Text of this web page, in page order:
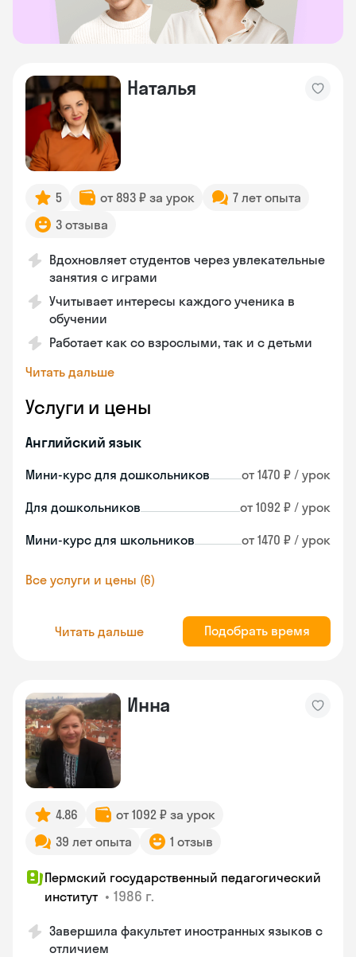
Наталья
5 от 893 ₽ за урок
7 лет опыта
3 отзыва
Вдохновляет студентов через увлекательные
занятия с играми
Учитывает интересы каждого ученика в
обучении
Работает как со взрослыми, так и с детьми
Читать дальше
Услуги и цены
Английский язык
Мини-курс для дошкольников от 1470 ₽ / урок
Для дошкольников от 1092 ₽ / урок
Мини-курс для школьников от 1470 ₽ / урок
Все услуги и цены (6)
Читать дальше Подобрать время
Инна
4.86
от 1092 ₽ за урок
39 лет опыта
1 отзыв
Пермский государственный педагогический
институт • 1986 г.
Завершила факультет иностранных языков с
отличием